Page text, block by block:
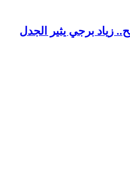
زياد برجي يثير الجدل